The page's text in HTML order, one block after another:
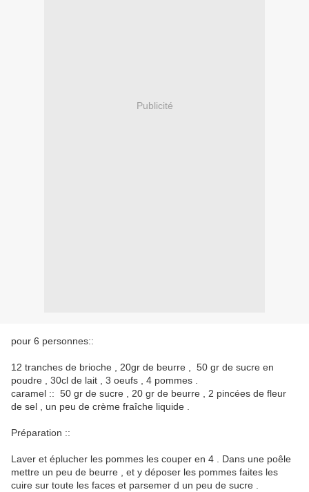
Publicité
pour 6 personnes::
12 tranches de brioche , 20gr de beurre , 50 gr de sucre en
poudre , 30cl de lait , 3 oeufs , 4 pommes .
caramel :: 50 gr de sucre , 20 gr de beurre , 2 pincées de fleur
de sel , un peu de crème fraîche liquide .
Préparation ::
Laver et éplucher les pommes les couper en 4 . Dans une poêle
mettre un peu de beurre , et y déposer les pommes faites les
cuire sur toute les faces et parsemer d un peu de sucre .